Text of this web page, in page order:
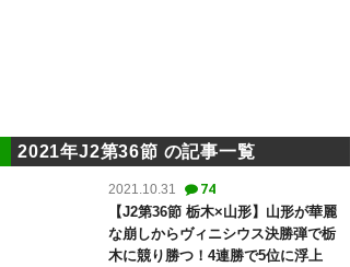
2021年J2第36節 の記事一覧
2021.10.31 74
【J2第36節 栃木×山形】山形が華麗
な崩しからヴィニシウス決勝弾で栃
木に競り勝つ！4連勝で5位に浮上